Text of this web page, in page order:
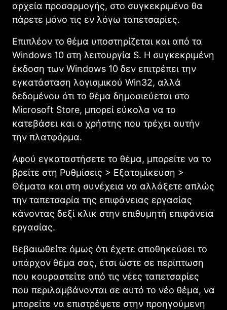
αρχεία προσαρμογής, στο συγκεκριμένο θα
πάρετε μόνο τις εν λόγω ταπετσαρίες.
Επιπλέον το θέμα υποστηρίζεται και από τα
Windows 10 στη λειτουργία S. Η συγκεκριμένη
έκδοση των Windows 10 δεν επιτρέπει την
εγκατάσταση λογισμικού Win32, αλλά
δεδομένου ότι το θέμα δημοσιεύεται στο
Microsoft Store, μπορεί εύκολα να το
κατεβάσει και ο χρήστης που τρέχει αυτήν
την πλατφόρμα.
Αφού εγκαταστήσετε το θέμα, μπορείτε να το
βρείτε στη Ρυθμίσεις > Εξατομίκευση >
Θέματα και στη συνέχεια να αλλάξετε απλώς
την ταπετσαρία της επιφάνειας εργασίας
κάνοντας δεξί κλικ στην επιθυμητή επιφάνεια
εργασίας.
Βεβαιωθείτε όμως ότι έχετε αποθηκεύσει το
υπάρχον θέμα σας, έτσι ώστε σε περίπτωση
που κουραστείτε από τις νέες ταπετσαρίες
που περιλαμβάνονται σε αυτό το νέο θέμα, να
μπορείτε να επιστρέψετε στην προηγούμενη